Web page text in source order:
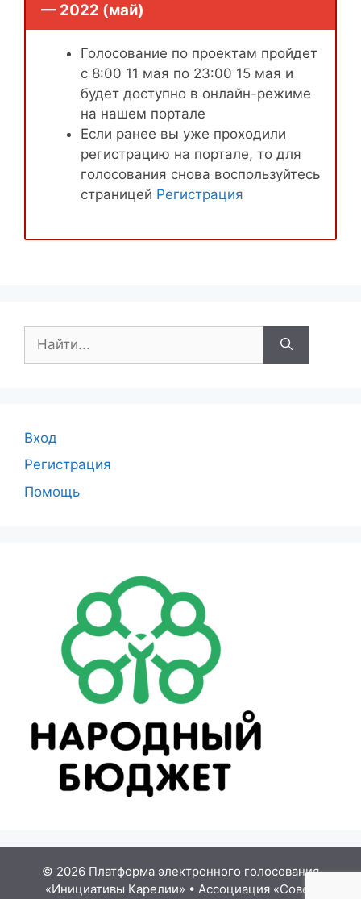
— 2022 (май)
Голосование по проектам пройдет
с 8:00 11 мая по 23:00 15 мая и
будет доступно в онлайн-режиме
на нашем портале
Если ранее вы уже проходили
регистрацию на портале, то для
голосования снова воспользуйтесь
страницей Регистрация
Вход
Регистрация
Помощь
© 2026 Платформа электронного голосования
«Инициативы Карелии» • Ассоциация «Совет